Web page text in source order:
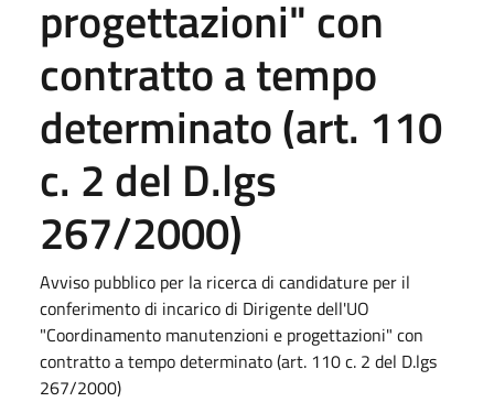
progettazioni" con
contratto a tempo
determinato (art. 110
c. 2 del D.lgs
267/2000)
Avviso pubblico per la ricerca di candidature per il
conferimento di incarico di Dirigente dell'UO
"Coordinamento manutenzioni e progettazioni" con
contratto a tempo determinato (art. 110 c. 2 del D.lgs
267/2000)